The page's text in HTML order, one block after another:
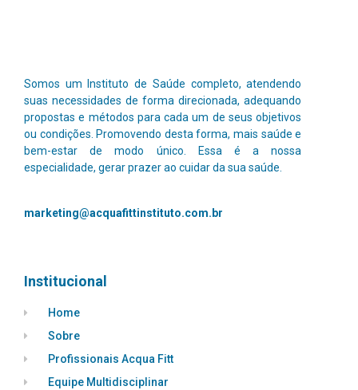
Somos um Instituto de Saúde completo, atendendo
suas necessidades de forma direcionada, adequando
propostas e métodos para cada um de seus objetivos
ou condições. Promovendo desta forma, mais saúde e
bem-estar de modo único. Essa é a nossa
especialidade, gerar prazer ao cuidar da sua saúde.
marketing@acquafittinstituto.com.br
Institucional
Home
Sobre
Profissionais Acqua Fitt
Equipe Multidisciplinar